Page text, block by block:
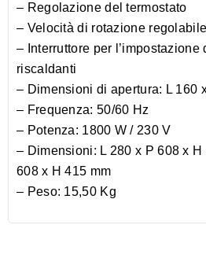
– Regolazione del termostato
– Velocità di rotazione regolabile
– Interruttore per l’impostazione
riscaldanti
– Dimensioni di apertura: L 160
– Frequenza: 50/60 Hz
– Potenza: 1800 W / 230 V
– Dimensioni: L 280 x P 608 x H
608 x H 415 mm
– Peso: 15,50 Kg